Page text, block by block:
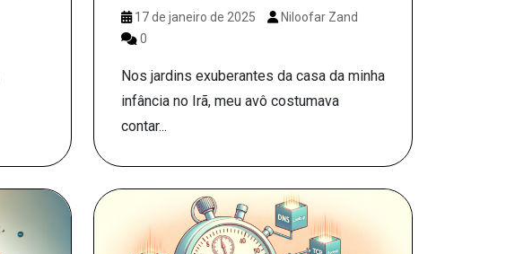
17 de janeiro de 2025
Niloofar Zand
0
Nos jardins exuberantes da casa da minha
infância no Irã, meu avô costumava
contar...